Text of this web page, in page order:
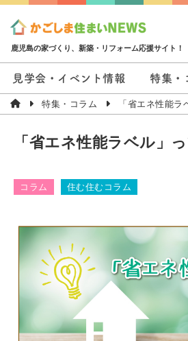
鹿児島の家づくり、新築・リフォーム応援サイト！
見学会・イベント情報 特集・
特集・コラム 「省エネ性能ラ
「省エネ性能ラベル」
コラム 住む住むコラム